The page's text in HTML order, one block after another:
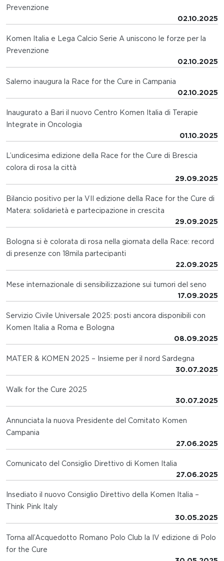
Prevenzione
02.10.2025
Komen Italia e Lega Calcio Serie A uniscono le forze per la
Prevenzione
02.10.2025
Salerno inaugura la Race for the Cure in Campania
02.10.2025
Inaugurato a Bari il nuovo Centro Komen Italia di Terapie
Integrate in Oncologia
01.10.2025
L’undicesima edizione della Race for the Cure di Brescia
colora di rosa la città
29.09.2025
Bilancio positivo per la VII edizione della Race for the Cure di
Matera: solidarietà e partecipazione in crescita
29.09.2025
Bologna si è colorata di rosa nella giornata della Race: record
di presenze con 18mila partecipanti
22.09.2025
Mese internazionale di sensibilizzazione sui tumori del seno
17.09.2025
Servizio Civile Universale 2025: posti ancora disponibili con
Komen Italia a Roma e Bologna
08.09.2025
MATER & KOMEN 2025 – Insieme per il nord Sardegna
30.07.2025
Walk for the Cure 2025
30.07.2025
Annunciata la nuova Presidente del Comitato Komen
Campania
27.06.2025
Comunicato del Consiglio Direttivo di Komen Italia
27.06.2025
Insediato il nuovo Consiglio Direttivo della Komen Italia –
Think Pink Italy
30.05.2025
Torna all’Acquedotto Romano Polo Club la IV edizione di Polo
for the Cure